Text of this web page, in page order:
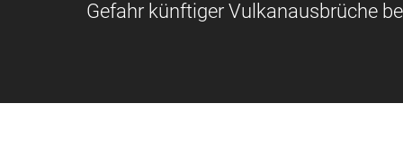
Gefahr künftiger Vulkanausbrüche